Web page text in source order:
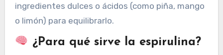
ingredientes dulces o ácidos (como piña, mango
o limón) para equilibrarlo.
¿Para qué sirve la espirulina?